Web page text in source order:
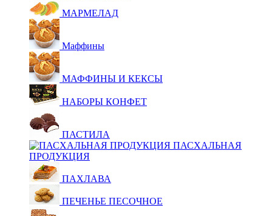
МАРМЕЛАД
Маффины
МАФФИНЫ И КЕКСЫ
НАБОРЫ КОНФЕТ
ПАСТИЛА
ПАСХАЛЬНАЯ
ПРОДУКЦИЯ
ПАХЛАВА
ПЕЧЕНЬЕ ПЕСОЧНОЕ